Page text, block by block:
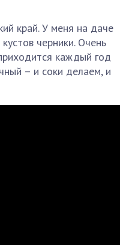
край. У меня на даче
черники. Очень
каждый год
– и соки делаем, и